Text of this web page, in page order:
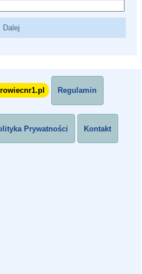
Regulamin
Prywatności Kontakt